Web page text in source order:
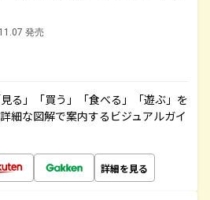
発売
る」「買う」「食べる」「遊ぶ」を
細な図解で案内するビジュアルガイ
詳細を見る